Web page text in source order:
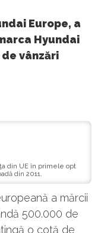
Europe, a
Hyundai
vânzări
din UE în primele opt
din 2011.
a mărcii
500.000 de
o cotă de